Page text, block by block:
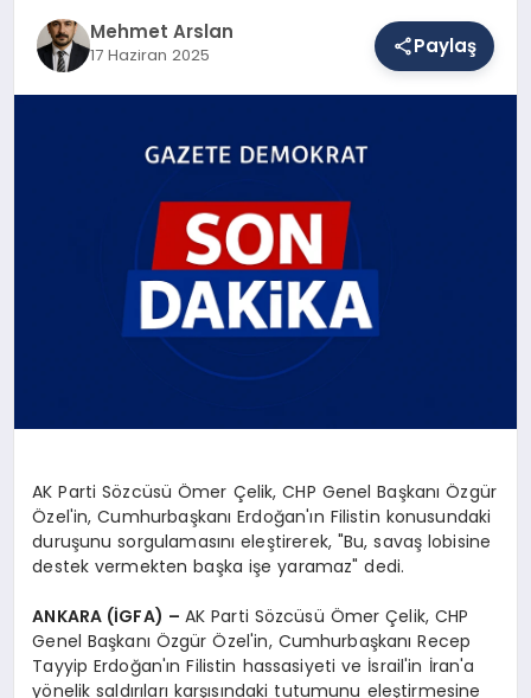
EĞITIM
DÜNYA
Mehmet Arslan
17 Haziran 2025 Paylaş
AK Parti Sözcüsü Ömer Çelik, CHP Genel Başkanı Özgür
Özel'in, Cumhurbaşkanı Erdoğan'ın Filistin konusundaki
duruşunu sorgulamasını eleştirerek, "Bu, savaş lobisine
destek vermekten başka işe yaramaz" dedi.
ANKARA (İGFA) – AK Parti Sözcüsü Ömer Çelik, CHP
Genel Başkanı Özgür Özel'in, Cumhurbaşkanı Recep
Tayyip Erdoğan'ın Filistin hassasiyeti ve İsrail'in İran'a
yönelik saldırıları karşısındaki tutumunu eleştirmesine